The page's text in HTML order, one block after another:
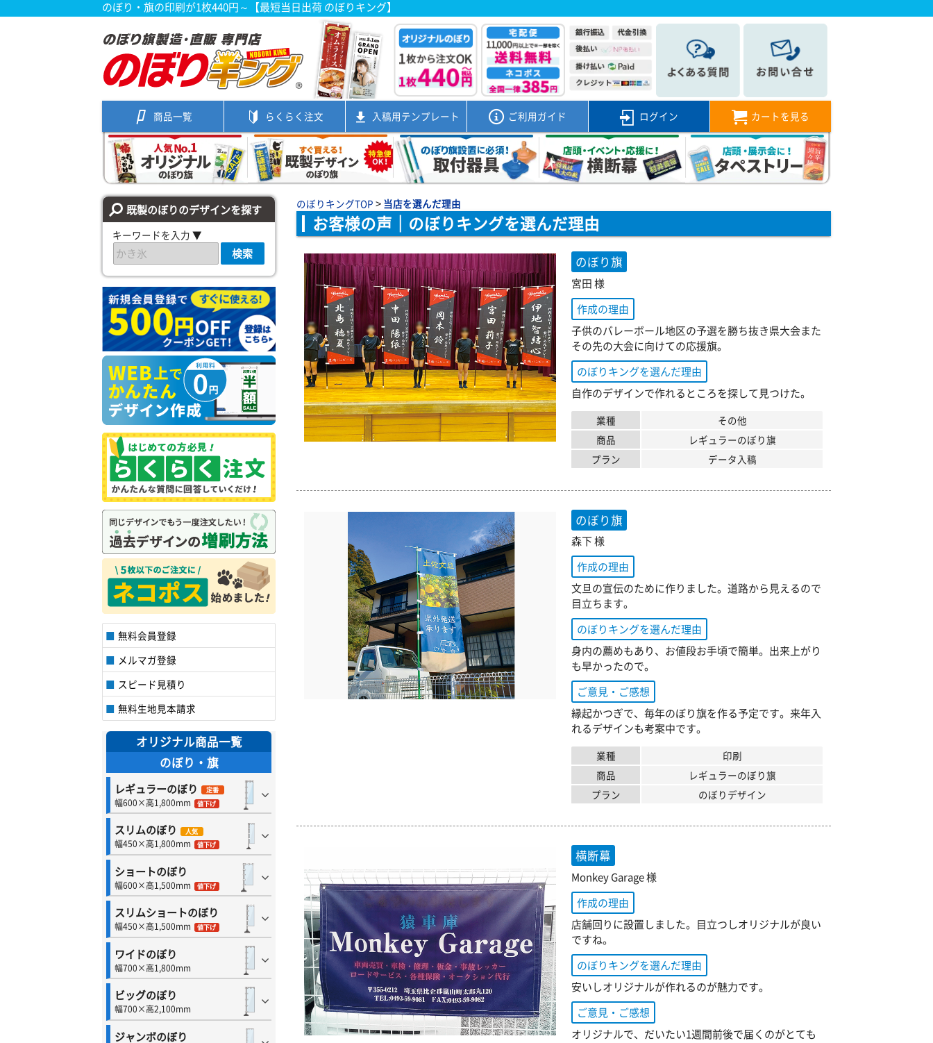
のぼり・旗の印刷が1枚440円～【最短当日出荷 のぼりキング】
商品一覧 らくらく注文 入稿用テンプレート ご利用ガイド ログイン カートを見る
既製のぼりのデザインを探す
キーワードを入力 ▼
検索
無料会員登録
メルマガ登録
スピード見積り
無料生地見本請求
オリジナル商品一覧
のぼり・旗
レギュラーのぼり 定番
幅600×高1,800mm 値下げ
スリムのぼり 人気
幅450×高1,800mm 値下げ
ショートのぼり
幅600×高1,500mm 値下げ
スリムショートのぼり
幅450×高1,500mm 値下げ
ワイドのぼり
幅700×高1,800mm
ビッグのぼり
幅700×高2,100mm
ジャンボのぼり
のぼりキングTOP > 当店を選んだ理由
お客様の声｜のぼりキングを選んだ理由
のぼり旗
宮田 様
作成の理由
子供のバレーボール地区の予選を勝ち抜き県大会また
その先の大会に向けての応援旗。
のぼりキングを選んだ理由
自作のデザインで作れるところを探して見つけた。
業種
その他
商品
レギュラーのぼり旗
プラン
データ入稿
のぼり旗
森下 様
作成の理由
文旦の宣伝のために作りました。道路から見えるので
目立ちます。
のぼりキングを選んだ理由
身内の薦めもあり、お値段お手頃で簡単。出来上がり
も早かったので。
ご意見・ご感想
縁起かつぎで、毎年のぼり旗を作る予定です。来年入
れるデザインも考案中です。
業種
印刷
商品
レギュラーのぼり旗
プラン
のぼりデザイン
横断幕
Monkey Garage 様
作成の理由
店舗回りに設置しました。目立つしオリジナルが良い
ですね。
のぼりキングを選んだ理由
安いしオリジナルが作れるのが魅力です。
ご意見・ご感想
オリジナルで、だいたい1週間前後で届くのがとても